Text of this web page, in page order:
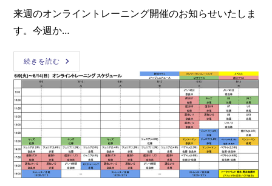
徳
永
晃
太
選
手
（ア
ス
ル
ク
ラ
ロ
沼
津）
公
開
日:
カ
テ
来週のオンライントレーニング開催のお知らせいたしま
す。今週か…
続きを読む オ
ン
ラ
イ
ン
ト
レ
ー
ニ
ン
グ
開
催
の
お